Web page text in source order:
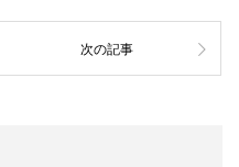
次の記事